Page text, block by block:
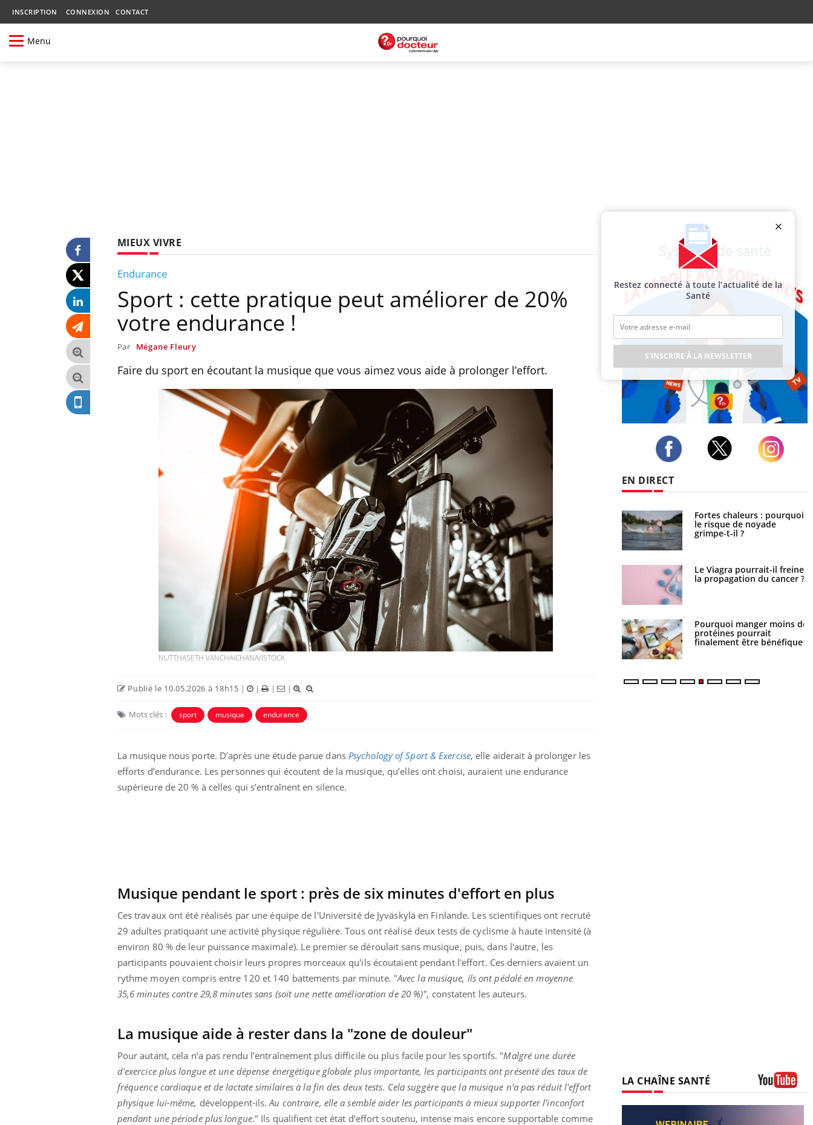
INSCRIPTION CONNEXION CONTACT
Menu
MIEUX VIVRE
Endurance
Sport : cette pratique peut améliorer de 20%
votre endurance !
Par Mégane Fleury
Faire du sport en écoutant la musique que vous aimez vous aide à prolonger l’effort.
NUTTHASETH VANCHAICHANA/ISTOCK
Publié le 10.05.2026 à 18h15 | | | |
Mots clés : sport musique endurance
La musique nous porte. D’après une étude parue dans Psychology of Sport & Exercise, elle aiderait à prolonger les
efforts d’endurance. Les personnes qui écoutent de la musique, qu’elles ont choisi, auraient une endurance
supérieure de 20 % à celles qui s’entraînent en silence.
Musique pendant le sport : près de six minutes d'effort en plus
Ces travaux ont été réalisés par une équipe de l'Université de Jyväskylä en Finlande. Les scientifiques ont recruté
29 adultes pratiquant une activité physique régulière. Tous ont réalisé deux tests de cyclisme à haute intensité (à
environ 80 % de leur puissance maximale). Le premier se déroulait sans musique, puis, dans l'autre, les
participants pouvaient choisir leurs propres morceaux qu'ils écoutaient pendant l'effort. Ces derniers avaient un
rythme moyen compris entre 120 et 140 battements par minute. "Avec la musique, ils ont pédalé en moyenne
35,6 minutes contre 29,8 minutes sans (soit une nette amélioration de 20 %)", constatent les auteurs.
La musique aide à rester dans la "zone de douleur"
Pour autant, cela n’a pas rendu l’entraînement plus difficile ou plus facile pour les sportifs. "Malgré une durée
d'exercice plus longue et une dépense énergétique globale plus importante, les participants ont présenté des taux de
fréquence cardiaque et de lactate similaires à la fin des deux tests. Cela suggère que la musique n'a pas réduit l'effort
physique lui-même, développent-ils.Au contraire, elle a semblé aider les participants à mieux supporter l'inconfort
pendant une période plus longue." Ils qualifient cet état d’effort soutenu, intense mais encore supportable comme
EN DIRECT
West Nile : que se passe-t-
il dans le sud de la France ?
Les médicaments GLP-1
protègent-ils aussi les os ?
Cytomégalovirus : ce qui
change dans la prise en
charge des femmes
enceintes
La sieste empêche-t-elle de
dormir la nuit ?
VIH : la fin du comprimé
tous les jours se profile-t-
elle enfin ?
Pourquoi votre ventre
gâche-t-il les premiers
jours de vos vacances ?
Fortes chaleurs : pourquoi
le risque de noyade
grimpe-t-il ?
Le Viagra pourrait-il freiner
la propagation du cancer ?
Pourquoi manger moins de
protéines pourrait
finalement être bénéfique
Grossesse et chaleur : ce
que dit la science
Le smartphone nuit-il à
l'apprentissage de la
lecture ?
Mordue par une tique en
vacances, elle reste dans le
coma pendant 42 jours
LA CHAÎNE SANTÉ
Restez connecté à toute l’actualité de la
Santé
S'INSCRIRE À LA NEWSLETTER